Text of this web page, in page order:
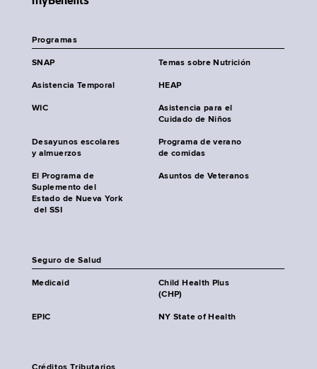
Programas
SNAP Temas sobre Nutrición
Asistencia Temporal HEAP
WIC
Asistencia para el
Cuidado de Niños
Desayunos escolares
y almuerzos
Programa de verano
de comidas
El Programa de
Suplemento del
Estado de Nueva York
del SSI
Asuntos de Veteranos
Seguro de Salud
Medicaid
Child Health Plus
(CHP)
EPIC NY State of Health